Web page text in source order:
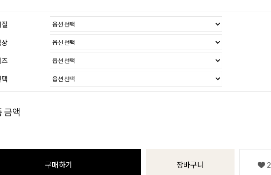
즈
금액
구매하기 장바구니 2